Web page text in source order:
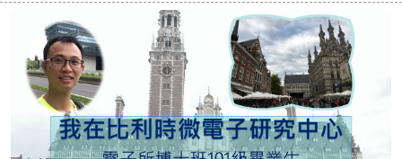
力，除了自己的專業能力的精進以外，在未來工作上我們
總是會遇到不同人，必須跟不同的人做溝通，當然不可能
在遇到的當下才開始練習，與人溝通的過程是需要經驗的
累積，說話其實也可以當作一門很專業的課去學習，即便
是現在的我也還在慢慢學習累積經驗中。 在長庚電子
上了四年的課，老師們除了教導我們專業知識以外，在做
事上的態度也教了我們許多，像是國神就一直而提面命的
總召辦了許多活動，更參加了返鄉服務隊；雖然有時系上
和社團的活動會兩頭燒，累是一定的，但我很享受在過程
中和伙伴一起激盪出的火花，並笑納最後甜美的成果。
其實我覺得自己是一個閒不下來的人，升上大三後，接觸
到排球並愛上排球，加入系女排一切從頭練起，並抱持著
全力以赴的態度，每次的系練、寒暑訓幾乎不缺席，所以
更能體會到和隊友一起成長的快樂；同時也很慶幸自己接